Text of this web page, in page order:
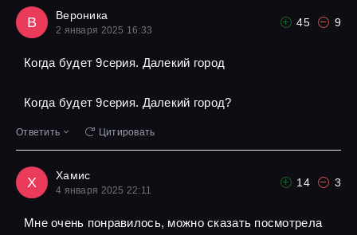
В Вероника
2 января 2025 16:33
45 9
Когда будет 9серия. Далекий город
Когда будет 9серия. Далекий город?
Ответить Цитировать
Х Хамис
4 января 2025 22:11
14 3
Мне очень понравилось, можно сказать посмотрела